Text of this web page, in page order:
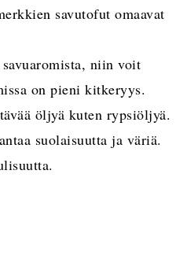
savutofut omaavat
niin voit
on pieni kitkeryys.
öljyä kuten rypsiöljyä.
suolaisuutta ja väriä.